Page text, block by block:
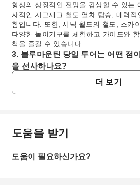
형상의 상징적인 전망을 감상할 수 있는
사적인 지그재그 철도 열차 탑승, 매력적
험입니다. 또한, 시닉 월드의 철도, 스카
다양한 놀이기구를 체험하고 가이드와
책을 즐길 수 있습니다.
3. 블루마운틴 당일 투어는 어떤 점
을 선사하나요?
블루마운틴 당일 투어는 다양한 활동과
억에 남는 경험을 선사합니다. 숨 막힐
블랙히스에서의 문화 탐방, 시닉 월드에
풍성하게 만듭니다.
어는 어떤 특별한 경험을 제공하나요
더 보기
자주 묻는 질문
1. 시드니에서 블루마운틴 당일
도움을 받기
도움이 필요하신가요?